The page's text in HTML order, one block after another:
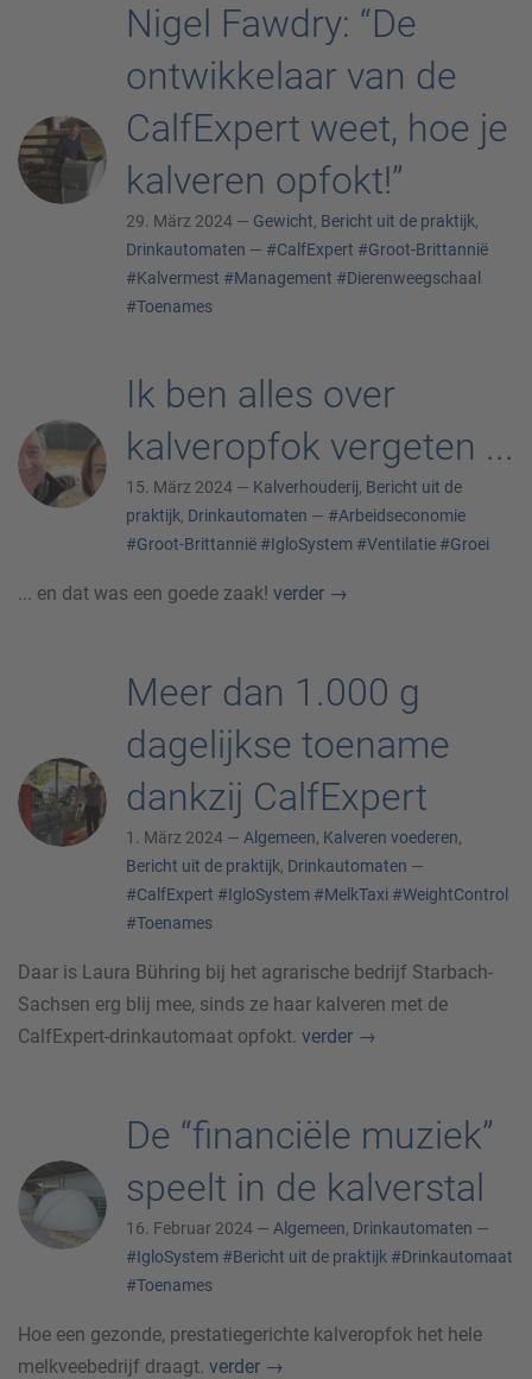
Nigel Fawdry: “De
ontwikkelaar van de
CalfExpert weet, hoe je
kalveren opfokt!”
29. März 2024 — Gewicht, Bericht uit de praktijk,
Drinkautomaten — #CalfExpert #Groot-Brittannië
#Kalvermest #Management #Dierenweegschaal
#Toenames
Ik ben alles over
kalveropfok vergeten ...
15. März 2024 — Kalverhouderij, Bericht uit de
praktijk, Drinkautomaten — #Arbeidseconomie
#Groot-Brittannië #IgloSystem #Ventilatie #Groei
... en dat was een goede zaak! verder →
Meer dan 1.000 g
dagelijkse toename
dankzij CalfExpert
1. März 2024 — Algemeen, Kalveren voederen,
Bericht uit de praktijk, Drinkautomaten —
#CalfExpert #IgloSystem #MelkTaxi #WeightControl
#Toenames
Daar is Laura Bühring bij het agrarische bedrijf Starbach-
Sachsen erg blij mee, sinds ze haar kalveren met de
CalfExpert-drinkautomaat opfokt. verder →
De “financiële muziek”
speelt in de kalverstal
16. Februar 2024 — Algemeen, Drinkautomaten —
#IgloSystem #Bericht uit de praktijk #Drinkautomaat
#Toenames
Hoe een gezonde, prestatiegerichte kalveropfok het hele
melkveebedrijf draagt. verder →